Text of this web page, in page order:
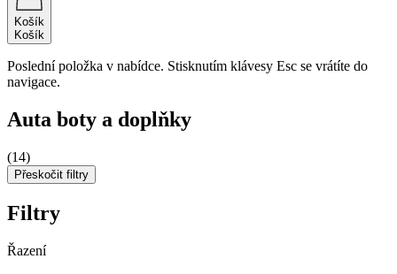
Košík
Košík
Poslední položka v nabídce. Stisknutím klávesy Esc se vrátíte do
navigace.
Auta boty a doplňky
(14)
Přeskočit filtry
Filtry
Řazení